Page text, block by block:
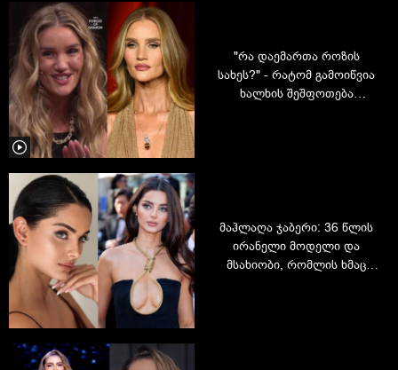
"რა დაემართა როზის
სახეს?" - რატომ გამოიწვია
ხალხის შეშფოთება
მაჰლაღა ჯაბერი: 36 წლის
ირანელი მოდელი და
მსახიობი, რომლის ხმაც